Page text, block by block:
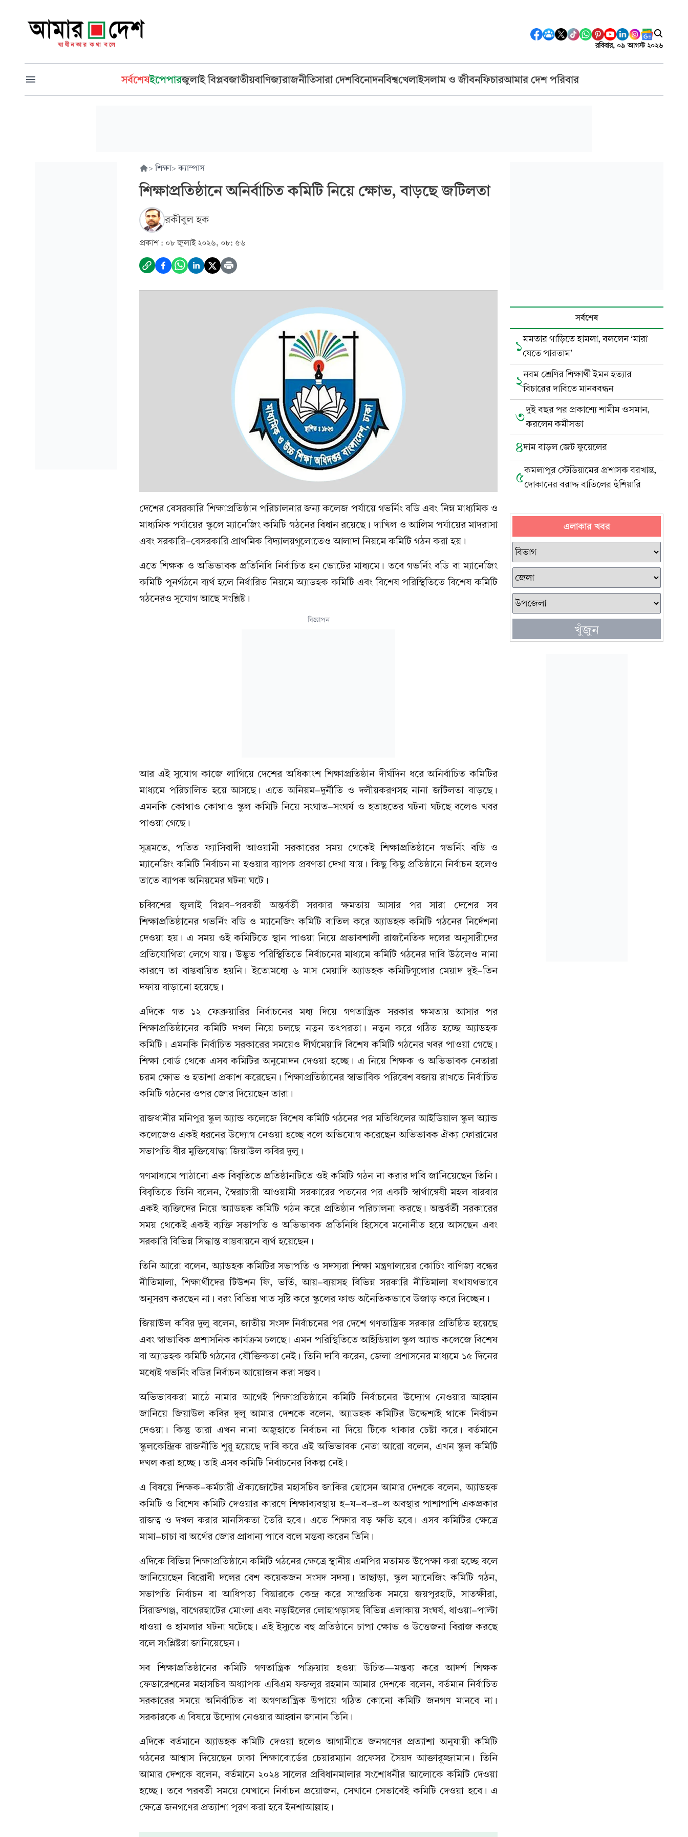
রবিবার, ০৯ আগস্ট ২০২৬
সর্বশেষইপেপারজুলাই বিপ্লবজাতীয়বাণিজ্যরাজনীতিসারা দেশবিনোদনবিশ্বখেলাইসলাম ও জীবনফিচারআমার দেশ পরিবার
> শিক্ষা> ক্যাম্পাস
শিক্ষাপ্রতিষ্ঠানে অনির্বাচিত কমিটি নিয়ে ক্ষোভ, বাড়ছে জটিলতা
রকীবুল হক
প্রকাশ : ০৮ জুলাই ২০২৬, ০৮: ৫৬
দেশের বেসরকারি শিক্ষাপ্রতিষ্ঠান পরিচালনার জন্য কলেজ পর্যায়ে গভর্নিং বডি এবং নিম্ন মাধ্যমিক ও
মাধ্যমিক পর্যায়ের স্কুলে ম্যানেজিং কমিটি গঠনের বিধান রয়েছে। দাখিল ও আলিম পর্যায়ের মাদরাসা
এবং সরকারি-বেসরকারি প্রাথমিক বিদ্যালয়গুলোতেও আলাদা নিয়মে কমিটি গঠন করা হয়।
এতে শিক্ষক ও অভিভাবক প্রতিনিধি নির্বাচিত হন ভোটের মাধ্যমে। তবে গভর্নিং বডি বা ম্যানেজিং
কমিটি পুনর্গঠনে ব্যর্থ হলে নির্ধারিত নিয়মে অ্যাডহক কমিটি এবং বিশেষ পরিস্থিতিতে বিশেষ কমিটি
গঠনেরও সুযোগ আছে সংশ্লিষ্ট।
বিজ্ঞাপন
আর এই সুযোগ কাজে লাগিয়ে দেশের অধিকাংশ শিক্ষাপ্রতিষ্ঠান দীর্ঘদিন ধরে অনির্বাচিত কমিটির
মাধ্যমে পরিচালিত হয়ে আসছে। এতে অনিয়ম-দুর্নীতি ও দলীয়করণসহ নানা জটিলতা বাড়ছে।
এমনকি কোথাও কোথাও স্কুল কমিটি নিয়ে সংঘাত-সংঘর্ষ ও হতাহতের ঘটনা ঘটছে বলেও খবর
পাওয়া গেছে।
সূত্রমতে, পতিত ফ্যাসিবাদী আওয়ামী সরকারের সময় থেকেই শিক্ষাপ্রতিষ্ঠানে গভর্নিং বডি ও
ম্যানেজিং কমিটি নির্বাচন না হওয়ার ব্যাপক প্রবণতা দেখা যায়। কিছু কিছু প্রতিষ্ঠানে নির্বাচন হলেও
তাতে ব্যাপক অনিয়মের ঘটনা ঘটে।
চব্বিশের জুলাই বিপ্লব-পরবর্তী অন্তর্বর্তী সরকার ক্ষমতায় আসার পর সারা দেশের সব
শিক্ষাপ্রতিষ্ঠানের গভর্নিং বডি ও ম্যানেজিং কমিটি বাতিল করে অ্যাডহক কমিটি গঠনের নির্দেশনা
দেওয়া হয়। এ সময় ওই কমিটিতে স্থান পাওয়া নিয়ে প্রভাবশালী রাজনৈতিক দলের অনুসারীদের
প্রতিযোগিতা লেগে যায়। উদ্ভূত পরিস্থিতিতে নির্বাচনের মাধ্যমে কমিটি গঠনের দাবি উঠলেও নানা
কারণে তা বাস্তবায়িত হয়নি। ইতোমধ্যে ৬ মাস মেয়াদি অ্যাডহক কমিটিগুলোর মেয়াদ দুই-তিন
দফায় বাড়ানো হয়েছে।
এদিকে গত ১২ ফেব্রুয়ারির নির্বাচনের মধ্য দিয়ে গণতান্ত্রিক সরকার ক্ষমতায় আসার পর
শিক্ষাপ্রতিষ্ঠানের কমিটি দখল নিয়ে চলছে নতুন তৎপরতা। নতুন করে গঠিত হচ্ছে অ্যাডহক
কমিটি। এমনকি নির্বাচিত সরকারের সময়েও দীর্ঘমেয়াদি বিশেষ কমিটি গঠনের খবর পাওয়া গেছে।
শিক্ষা বোর্ড থেকে এসব কমিটির অনুমোদন দেওয়া হচ্ছে। এ নিয়ে শিক্ষক ও অভিভাবক নেতারা
চরম ক্ষোভ ও হতাশা প্রকাশ করেছেন। শিক্ষাপ্রতিষ্ঠানের স্বাভাবিক পরিবেশ বজায় রাখতে নির্বাচিত
কমিটি গঠনের ওপর জোর দিয়েছেন তারা।
রাজধানীর মনিপুর স্কুল অ্যান্ড কলেজে বিশেষ কমিটি গঠনের পর মতিঝিলের আইডিয়াল স্কুল অ্যান্ড
কলেজেও একই ধরনের উদ্যোগ নেওয়া হচ্ছে বলে অভিযোগ করেছেন অভিভাবক ঐক্য ফোরামের
সভাপতি বীর মুক্তিযোদ্ধা জিয়াউল কবির দুলু।
গণমাধ্যমে পাঠানো এক বিবৃতিতে প্রতিষ্ঠানটিতে ওই কমিটি গঠন না করার দাবি জানিয়েছেন তিনি।
বিবৃতিতে তিনি বলেন, স্বৈরাচারী আওয়ামী সরকারের পতনের পর একটি স্বার্থান্বেষী মহল বারবার
একই ব্যক্তিদের নিয়ে অ্যাডহক কমিটি গঠন করে প্রতিষ্ঠান পরিচালনা করছে। অন্তর্বর্তী সরকারের
সময় থেকেই একই ব্যক্তি সভাপতি ও অভিভাবক প্রতিনিধি হিসেবে মনোনীত হয়ে আসছেন এবং
সরকারি বিভিন্ন সিদ্ধান্ত বাস্তবায়নে ব্যর্থ হয়েছেন।
তিনি আরো বলেন, অ্যাডহক কমিটির সভাপতি ও সদস্যরা শিক্ষা মন্ত্রণালয়ের কোচিং বাণিজ্য বন্ধের
নীতিমালা, শিক্ষার্থীদের টিউশন ফি, ভর্তি, আয়-ব্যয়সহ বিভিন্ন সরকারি নীতিমালা যথাযথভাবে
অনুসরণ করছেন না। বরং বিভিন্ন খাত সৃষ্টি করে স্কুলের ফান্ড অনৈতিকভাবে উজাড় করে দিচ্ছেন।
জিয়াউল কবির দুলু বলেন, জাতীয় সংসদ নির্বাচনের পর দেশে গণতান্ত্রিক সরকার প্রতিষ্ঠিত হয়েছে
এবং স্বাভাবিক প্রশাসনিক কার্যক্রম চলছে। এমন পরিস্থিতিতে আইডিয়াল স্কুল অ্যান্ড কলেজে বিশেষ
বা অ্যাডহক কমিটি গঠনের যৌক্তিকতা নেই। তিনি দাবি করেন, জেলা প্রশাসনের মাধ্যমে ১৫ দিনের
মধ্যেই গভর্নিং বডির নির্বাচন আয়োজন করা সম্ভব।
অভিভাবকরা মাঠে নামার আগেই শিক্ষাপ্রতিষ্ঠানে কমিটি নির্বাচনের উদ্যোগ নেওয়ার আহ্বান
জানিয়ে জিয়াউল কবির দুলু আমার দেশকে বলেন, অ্যাডহক কমিটির উদ্দেশ্যই থাকে নির্বাচন
দেওয়া। কিন্তু তারা এখন নানা অজুহাতে নির্বাচন না দিয়ে টিকে থাকার চেষ্টা করে। বর্তমানে
স্কুলকেন্দ্রিক রাজনীতি শুরু হয়েছে দাবি করে এই অভিভাবক নেতা আরো বলেন, এখন স্কুল কমিটি
দখল করা হচ্ছে। তাই এসব কমিটি নির্বাচনের বিকল্প নেই।
এ বিষয়ে শিক্ষক-কর্মচারী ঐক্যজোটের মহাসচিব জাকির হোসেন আমার দেশকে বলেন, অ্যাডহক
কমিটি ও বিশেষ কমিটি দেওয়ার কারণে শিক্ষাব্যবস্থায় হ-য-ব-র-ল অবস্থার পাশাপাশি একপ্রকার
রাজত্ব ও দখল করার মানসিকতা তৈরি হবে। এতে শিক্ষার বড় ক্ষতি হবে। এসব কমিটির ক্ষেত্রে
মামা-চাচা বা অর্থের জোর প্রাধান্য পাবে বলে মন্তব্য করেন তিনি।
এদিকে বিভিন্ন শিক্ষাপ্রতিষ্ঠানে কমিটি গঠনের ক্ষেত্রে স্থানীয় এমপির মতামত উপেক্ষা করা হচ্ছে বলে
জানিয়েছেন বিরোধী দলের বেশ কয়েকজন সংসদ সদস্য। তাছাড়া, স্কুল ম্যানেজিং কমিটি গঠন,
সভাপতি নির্বাচন বা আধিপত্য বিস্তারকে কেন্দ্র করে সাম্প্রতিক সময়ে জয়পুরহাট, সাতক্ষীরা,
সিরাজগঞ্জ, বাগেরহাটের মোংলা এবং নড়াইলের লোহাগড়াসহ বিভিন্ন এলাকায় সংঘর্ষ, ধাওয়া-পাল্টা
ধাওয়া ও হামলার ঘটনা ঘটেছে। এই ইস্যুতে বহু প্রতিষ্ঠানে চাপা ক্ষোভ ও উত্তেজনা বিরাজ করছে
বলে সংশ্লিষ্টরা জানিয়েছেন।
সব শিক্ষাপ্রতিষ্ঠানের কমিটি গণতান্ত্রিক পক্রিয়ায় হওয়া উচিত—মন্তব্য করে আদর্শ শিক্ষক
ফেডারেশনের মহাসচিব অধ্যাপক এবিএম ফজলুর রহমান আমার দেশকে বলেন, বর্তমান নির্বাচিত
সরকারের সময়ে অনির্বাচিত বা অগণতান্ত্রিক উপায়ে গঠিত কোনো কমিটি জনগণ মানবে না।
সরকারকে এ বিষয়ে উদ্যোগ নেওয়ার আহ্বান জানান তিনি।
এদিকে বর্তমানে অ্যাডহক কমিটি দেওয়া হলেও আগামীতে জনগণের প্রত্যাশা অনুযায়ী কমিটি
গঠনের আশ্বাস দিয়েছেন ঢাকা শিক্ষাবোর্ডের চেয়ারম্যান প্রফেসর সৈয়দ আক্তারুজ্জামান। তিনি
আমার দেশকে বলেন, বর্তমানে ২০২৪ সালের প্রবিধানমালার সংশোধনীর আলোকে কমিটি দেওয়া
হচ্ছে। তবে পরবর্তী সময়ে যেখানে নির্বাচন প্রয়োজন, সেখানে সেভাবেই কমিটি দেওয়া হবে। এ
ক্ষেত্রে জনগণের প্রত্যাশা পূরণ করা হবে ইনশাআল্লাহ।
সর্বশেষ
১মমতার গাড়িতে হামলা, বললেন ‘মারা
যেতে পারতাম’
২নবম শ্রেণির শিক্ষার্থী ইমন হত্যার
বিচারের দাবিতে মানববন্ধন
৩দুই বছর পর প্রকাশ্যে শামীম ওসমান,
করলেন কর্মীসভা
৪দাম বাড়ল জেট ফুয়েলের
৫কমলাপুর স্টেডিয়ামের প্রশাসক বরখাস্ত,
দোকানের বরাদ্দ বাতিলের হুঁশিয়ারি
এলাকার খবর
খুঁজুন